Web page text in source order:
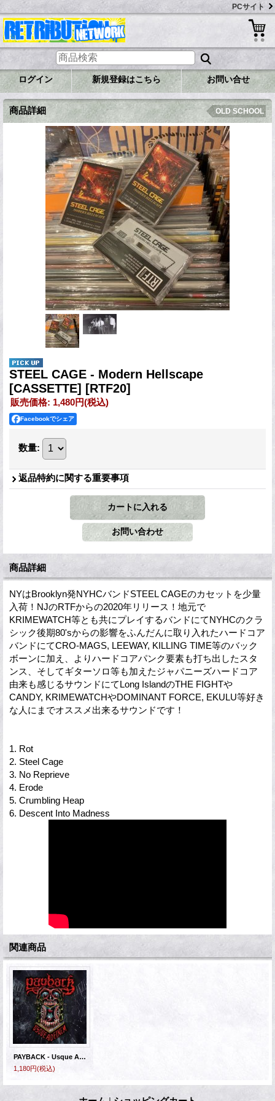
PCサイト
ログイン 新規登録はこちら お問い合せ
商品詳細 OLD SCHOOL
STEEL CAGE - Modern Hellscape
[CASSETTE] [RTF20]
販売価格: 1,480円(税込)
Facebookでシェア
数量:
返品特約に関する重要事項
商品詳細
NYはBrooklyn発NYHCバンドSTEEL CAGEのカセットを少量
入荷！NJのRTFからの2020年リリース！地元で
KRIMEWATCH等とも共にプレイするバンドにてNYHCのクラ
シック後期80'sからの影響をふんだんに取り入れたハードコア
バンドにてCRO-MAGS, LEEWAY, KILLING TIME等のバック
ボーンに加え、よりハードコアパンク要素も打ち出したスタ
ンス、そしてギターソロ等も加えたジャパニーズハードコア
由来も感じるサウンドにてLong IslandのTHE FIGHTや
CANDY, KRIMEWATCHやDOMINANT FORCE, EKULU等好き
な人にまでオススメ出来るサウンドです！
1. Rot
2. Steel Cage
3. No Reprieve
4. Erode
5. Crumbling Heap
6. Descent Into Madness
関連商品
PAYBACK - Usque Ad Finem [CD] (USED)
1,180円(税込)